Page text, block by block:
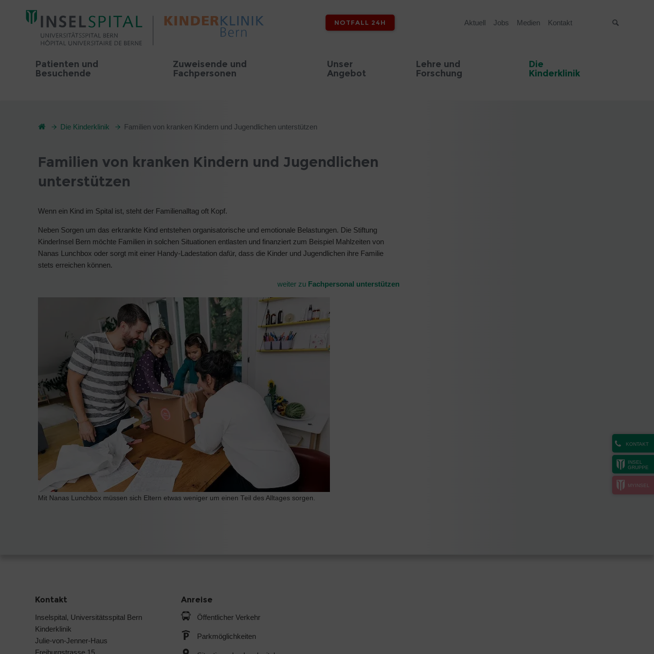
NOTFALL 24H Aktuell Jobs Medien Kontakt
Patienten und
Besuchende
Zuweisende und
Fachpersonen
Unser
Angebot
Lehre und
Forschung
Die
Kinderklinik
KONTAKT
INSEL
GRUPPE
MYINSEL
Die Kinderklinik Familien von kranken Kindern und Jugendlichen unterstützen
Familien von kranken Kindern und Jugendlichen
unterstützen
Wenn ein Kind im Spital ist, steht der Familienalltag oft Kopf.
Neben Sorgen um das erkrankte Kind entstehen organisatorische und emotionale Belastungen. Die Stiftung
KinderInsel Bern möchte Familien in solchen Situationen entlasten und finanziert zum Beispiel Mahlzeiten von
Nanas Lunchbox oder sorgt mit einer Handy-Ladestation dafür, dass die Kinder und Jugendlichen ihre Familie
stets erreichen können.
weiter zu Fachpersonal unterstützen
Mit Nanas Lunchbox müssen sich Eltern etwas weniger um einen Teil des Alltages sorgen.
Kontakt
Inselspital, Universitätsspital Bern
Kinderklinik
Julie-von-Jenner-Haus
Freiburgstrasse 15
Anreise
Öffentlicher Verkehr
Parkmöglichkeiten